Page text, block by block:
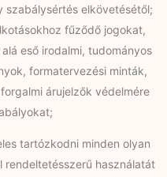
elkövetésétől;
fűződő jogokat,
eső irodalmi, tudományos
formatervezési minták,
árujelzők védelmére
tartózkodni minden olyan
használatát